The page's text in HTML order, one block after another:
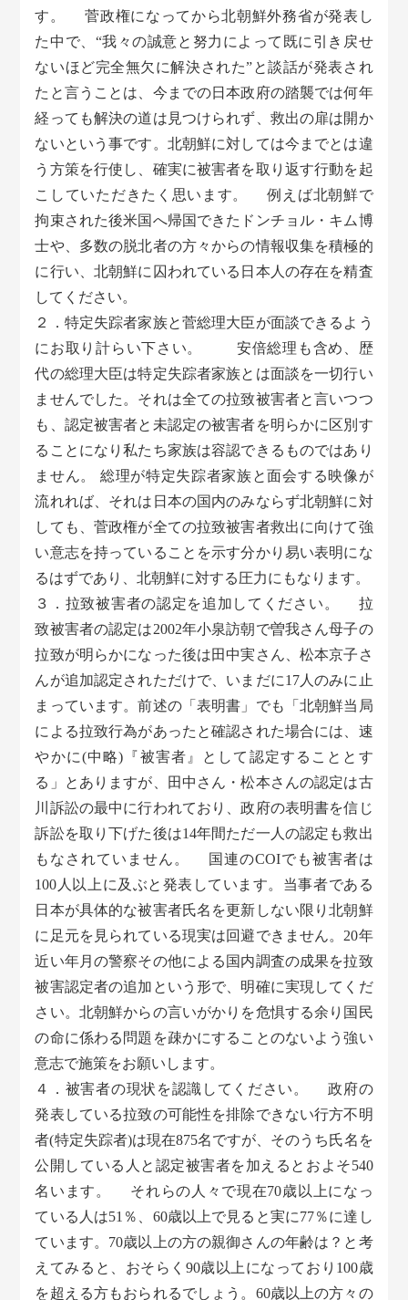
す。 菅政権になってから北朝鮮外務省が発表し
た中で、“我々の誠意と努力によって既に引き戻せ
ないほど完全無欠に解決された”と談話が発表され
たと言うことは、今までの日本政府の踏襲では何年
経っても解決の道は見つけられず、救出の扉は開か
ないという事です。北朝鮮に対しては今までとは違
う方策を行使し、確実に被害者を取り返す行動を起
こしていただきたく思います。 例えば北朝鮮で
拘束された後米国へ帰国できたドンチョル・キム博
士や、多数の脱北者の方々からの情報収集を積極的
に行い、北朝鮮に囚われている日本人の存在を精査
してください。
２．特定失踪者家族と菅総理大臣が面談できるよう
にお取り計らい下さい。 安倍総理も含め、歴
代の総理大臣は特定失踪者家族とは面談を一切行い
ませんでした。それは全ての拉致被害者と言いつつ
も、認定被害者と未認定の被害者を明らかに区別す
ることになり私たち家族は容認できるものではあり
ません。 総理が特定失踪者家族と面会する映像が
流れれば、それは日本の国内のみならず北朝鮮に対
しても、菅政権が全ての拉致被害者救出に向けて強
い意志を持っていることを示す分かり易い表明にな
るはずであり、北朝鮮に対する圧力にもなります。
３．拉致被害者の認定を追加してください。 拉
致被害者の認定は2002年小泉訪朝で曽我さん母子の
拉致が明らかになった後は田中実さん、松本京子さ
んが追加認定されただけで、いまだに17人のみに止
まっています。前述の「表明書」でも「北朝鮮当局
による拉致行為があったと確認された場合には、速
やかに(中略)『被害者』として認定することとす
る」とありますが、田中さん・松本さんの認定は古
川訴訟の最中に行われており、政府の表明書を信じ
訴訟を取り下げた後は14年間ただ一人の認定も救出
もなされていません。 国連のCOIでも被害者は
100人以上に及ぶと発表しています。当事者である
日本が具体的な被害者氏名を更新しない限り北朝鮮
に足元を見られている現実は回避できません。20年
近い年月の警察その他による国内調査の成果を拉致
被害認定者の追加という形で、明確に実現してくだ
さい。北朝鮮からの言いがかりを危惧する余り国民
の命に係わる問題を疎かにすることのないよう強い
意志で施策をお願いします。
４．被害者の現状を認識してください。 政府の
発表している拉致の可能性を排除できない行方不明
者(特定失踪者)は現在875名ですが、そのうち氏名を
公開している人と認定被害者を加えるとおよそ540
名います。 それらの人々で現在70歳以上になっ
ている人は51％、60歳以上で見ると実に77％に達し
ています。70歳以上の方の親御さんの年齢は？と考
えてみると、おそらく90歳以上になっており100歳
を超える方もおられるでしょう。60歳以上の方々の